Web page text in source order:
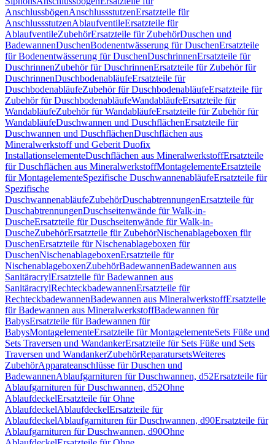
AnschlussbögenAnschlussstutzenErsatzteile für
AnschlussstutzenAblaufventileErsatzteile für
AblaufventileZubehörErsatzteile für ZubehörDuschen und
BadewannenDuschenBodenentwässerung für DuschenErsatzteile
für Bodenentwässerung für DuschenDuschrinnenErsatzteile für
DuschrinnenZubehör für DuschrinnenErsatzteile für Zubehör für
DuschrinnenDuschbodenabläufeErsatzteile für
DuschbodenabläufeZubehör für DuschbodenabläufeErsatzteile für
Zubehör für DuschbodenabläufeWandabläufeErsatzteile für
WandabläufeZubehör für WandabläufeErsatzteile für Zubehör für
WandabläufeDuschwannen und DuschflächenErsatzteile für
Duschwannen und DuschflächenDuschflächen aus
Mineralwerkstoff und Geberit Duofix
InstallationselementeDuschflächen aus MineralwerkstoffErsatzteile
für Duschflächen aus MineralwerkstoffMontagelementeErsatzteile
für MontagelementeSpezifische DuschwannenabläufeErsatzteile für
Spezifische
DuschwannenabläufeZubehörDuschabtrennungenErsatzteile für
DuschabtrennungenDuschseitenwände für Walk-in-
DuscheErsatzteile für Duschseitenwände für Walk-in-
DuscheZubehörErsatzteile für ZubehörNischenablageboxen für
DuschenErsatzteile für Nischenablageboxen für
DuschenNischenablageboxenErsatzteile für
NischenablageboxenZubehörBadewannenBadewannen aus
SanitäracrylErsatzteile für Badewannen aus
SanitäracrylRechteckbadewannenErsatzteile für
RechteckbadewannenBadewannen aus MineralwerkstoffErsatzteile
für Badewannen aus MineralwerkstoffBadewannen für
BabysErsatzteile für Badewannen für
BabysMontagelementeErsatzteile für MontagelementeSets Füße und
Sets Traversen und WandankerErsatzteile für Sets Füße und Sets
Traversen und WandankerZubehörReparatursetsWeiteres
ZubehörApparateanschlüsse für Duschen und
BadewannenAblaufgarnituren für Duschwannen, d52Ersatzteile für
Ablaufgarnituren für Duschwannen, d52Ohne
AblaufdeckelErsatzteile für Ohne
AblaufdeckelAblaufdeckelErsatzteile für
AblaufdeckelAblaufgarnituren für Duschwannen, d90Ersatzteile für
Ablaufgarnituren für Duschwannen, d90Ohne